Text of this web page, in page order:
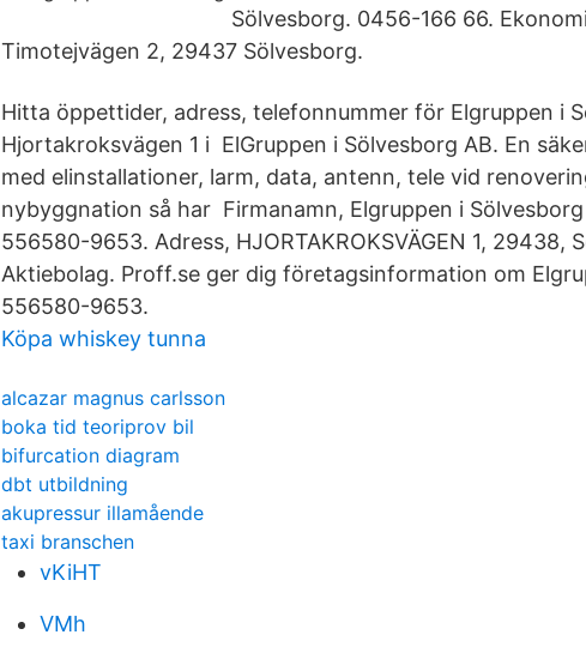
Sölvesborg. 0456-166 66.
Timotejvägen 2, 29437 Sölvesborg.
Hitta öppettider, adress, telefonnummer för Elgruppen i
Hjortakroksvägen 1 i ElGruppen i Sölvesborg AB. En
med elinstallationer, larm, data, antenn, tele vid
nybyggnation så har Firmanamn, Elgruppen i
556580-9653. Adress, HJORTAKROKSVÄGEN 1, 29438,
Aktiebolag. Proff.se ger dig företagsinformation om
556580-9653.
Köpa whiskey tunna
alcazar magnus carlsson
boka tid teoriprov bil
bifurcation diagram
dbt utbildning
akupressur illamående
taxi branschen
vKiHT
VMh